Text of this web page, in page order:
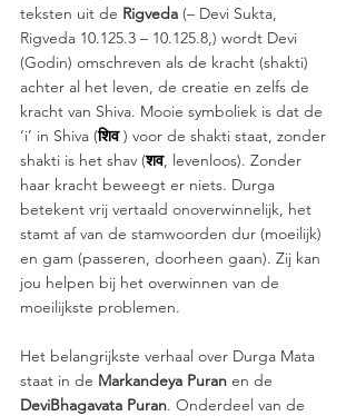
teksten uit de Rigveda (– Devi Sukta,
Rigveda 10.125.3 – 10.125.8,) wordt Devi
(Godin) omschreven als de kracht (shakti)
achter al het leven, de creatie en zelfs de
kracht van Shiva. Mooie symboliek is dat de
‘i’ in Shiva (शिव ) voor de shakti staat, zonder
shakti is het shav (शव, levenloos). Zonder
haar kracht beweegt er niets. Durga
betekent vrij vertaald onoverwinnelijk, het
stamt af van de stamwoorden dur (moeilijk)
en gam (passeren, doorheen gaan). Zij kan
jou helpen bij het overwinnen van de
moeilijkste problemen.
Het belangrijkste verhaal over Durga Mata
staat in de Markandeya Puran en de
DeviBhagavata Puran. Onderdeel van de